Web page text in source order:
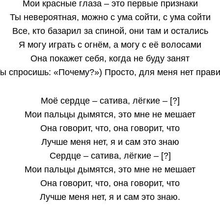
Мои красные глаза – это первые признаки
Ты невероятная, можно с ума сойти, с ума сойти
Все, кто базарил за спиной, они там и остались
Я могу играть с огнём, а могу с её волосами
Она покажет себя, когда не буду занят
спросишь: «Почему?») Просто, для меня нет
Моё сердце – сатива, лёгкие – [?]
Мои пальцы дымятся, это мне не мешает
Она говорит, что, она говорит, что
Лучше меня нет, я и сам это знаю
Сердце – сатива, лёгкие – [?]
Мои пальцы дымятся, это мне не мешает
Она говорит, что, она говорит, что
Лучше меня нет, я и сам это знаю.